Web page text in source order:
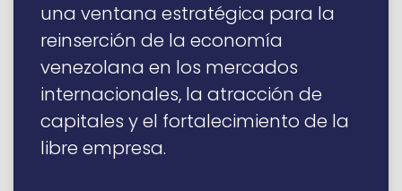
una ventana estratégica para la
reinserción de la economía
venezolana en los mercados
internacionales, la atracción de
capitales y el fortalecimiento de la
libre empresa.